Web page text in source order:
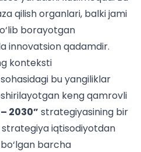
qilish organlari, balki jami
borayotgan
innovatsion qadamdir.
konteksti
bu yangiliklar
keng qamrovli
2030” strategiyasining bir
strategiya iqtisodiyotdan
barcha